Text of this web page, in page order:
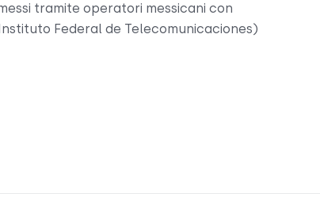
tramite operatori messicani con
Federal de Telecomunicaciones)